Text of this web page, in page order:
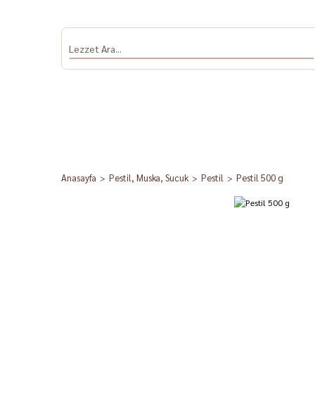
Sumak ve Nar
Anasayfa Pestil, Muska, Sucuk Pestil Pestil 500 g